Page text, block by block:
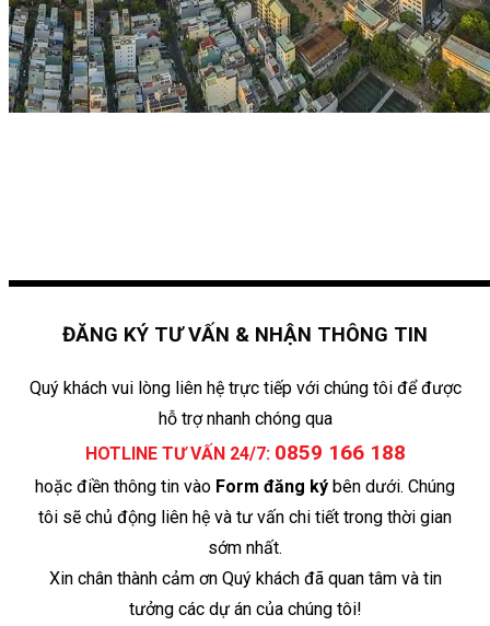
ĐĂNG KÝ TƯ VẤN & NHẬN THÔNG TIN
Quý khách vui lòng liên hệ trực tiếp với chúng tôi để được
hỗ trợ nhanh chóng qua
HOTLINE TƯ VẤN 24/7: 0859 166 188
hoặc điền thông tin vào Form đăng ký bên dưới. Chúng
tôi sẽ chủ động liên hệ và tư vấn chi tiết trong thời gian
sớm nhất.
Xin chân thành cảm ơn Quý khách đã quan tâm và tin
tưởng các dự án của chúng tôi!